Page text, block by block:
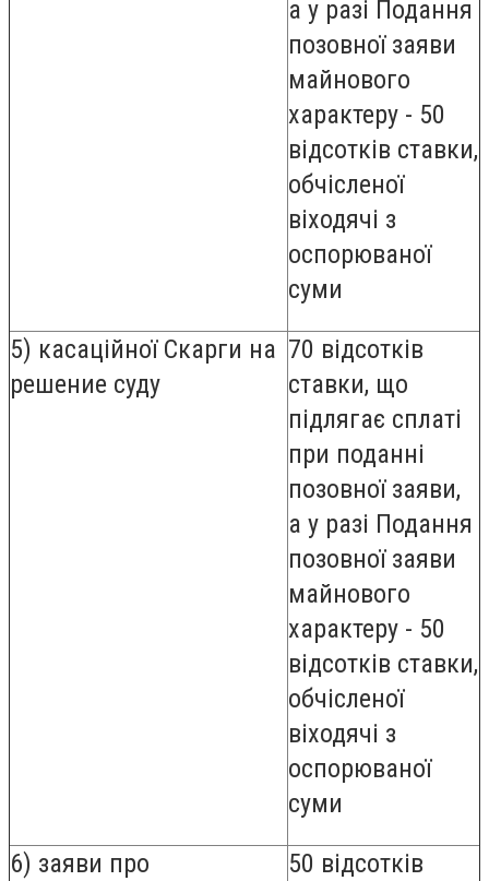
а у разі Подання
позовної заяви
майнового
характеру - 50
відсотків ставки,
обчісленої
віходячі з
оспорюваної
суми
5) касаційної Скарги на
решение суду
70 відсотків
ставки, що
підлягає сплаті
при поданні
позовної заяви,
а у разі Подання
позовної заяви
майнового
характеру - 50
відсотків ставки,
обчісленої
віходячі з
оспорюваної
суми
6) заяви про
50 відсотків